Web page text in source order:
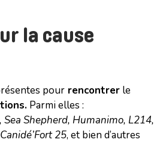
la cause
pourrencontrerle
Parmi elles :
Shepherd, Humanimo, L214,
25, et bien d’autres